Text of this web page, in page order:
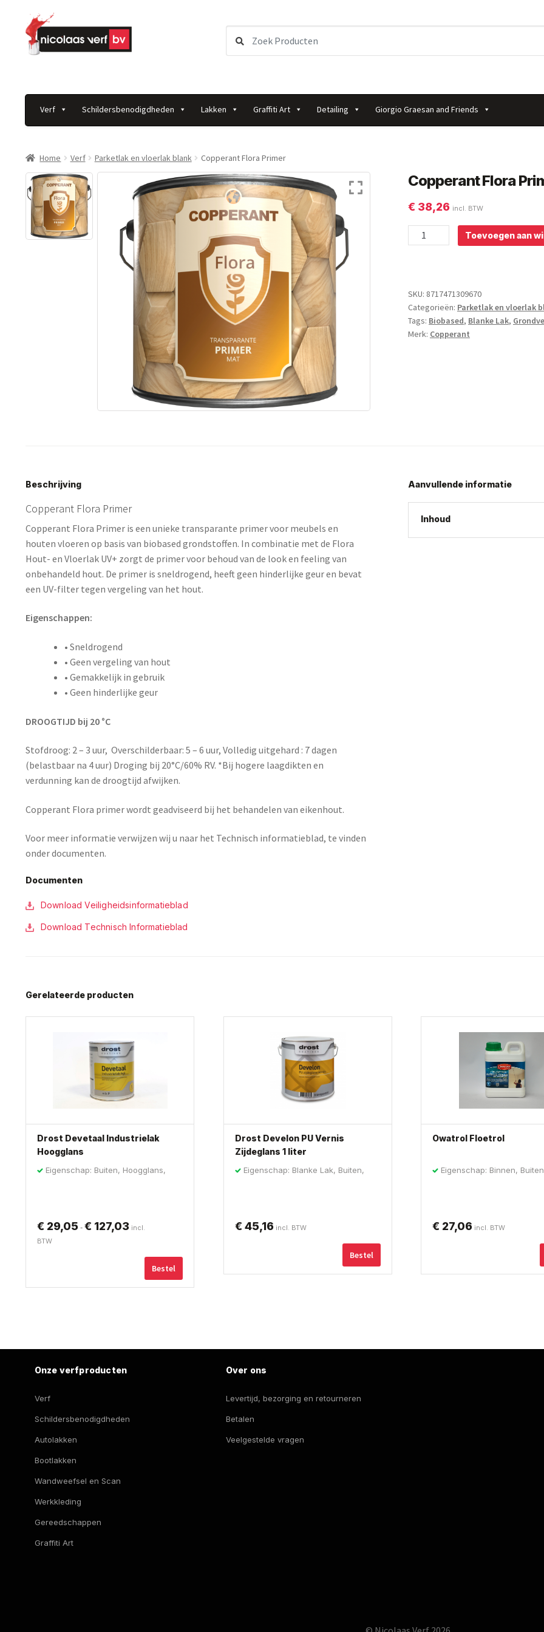
door
naar
navigatie
direct
naar
de
naar:
Verf Schildersbenodigdheden Lakken Graffiti Art Detailing Giorgio Graesan and Friends
Home Verf Parketlak en vloerlak blank Copperant Flora Primer
Copperant Flora
€ 38,26 incl. BTW
Copperant
Flora
Toevoegen aan
SKU: 8717471309670
Categorieën: Parketlak en vloerlak
Tags: Biobased, Blanke Lak,
Merk: Copperant
Beschrijving
Copperant Flora Primer
Copperant Flora Primer is een unieke transparante primer voor meubels en
houten vloeren op basis van biobased grondstoffen. In combinatie met de Flora
Hout- en Vloerlak UV+ zorgt de primer voor behoud van de look en feeling van
onbehandeld hout. De primer is sneldrogend, heeft geen hinderlijke geur en bevat
een UV-filter tegen vergeling van het hout.
Eigenschappen:
• Sneldrogend
• Geen vergeling van hout
• Gemakkelijk in gebruik
• Geen hinderlijke geur
DROOGTIJD bij 20 °C
Stofdroog: 2 – 3 uur, Overschilderbaar: 5 – 6 uur, Volledig uitgehard : 7 dagen
(belastbaar na 4 uur) Droging bij 20°C/60% RV. *Bij hogere laagdikten en
verdunning kan de droogtijd afwijken.
Copperant Flora primer wordt geadviseerd bij het behandelen van eikenhout.
Voor meer informatie verwijzen wij u naar het Technisch informatieblad, te vinden
onder documenten.
Documenten
Download Veiligheidsinformatieblad
Download Technisch Informatieblad
Aanvullende informatie
Inhoud
Gerelateerde producten
Drost Devetaal Industrielak
Hoogglans
Eigenschap: Buiten, Hoogglans,
€ 29,05 -€ 127,03Prijsklasse:
€ 127,03
incl.
BTW
Bestelmeerdere
variaties.
worden
Drost Develon PU Vernis
Zijdeglans 1 liter
Eigenschap: Blanke Lak, Buiten,
€ 45,16 incl. BTW
Bestel
Owatrol Floetrol
Eigenschap: Binnen,
€ 27,06 incl. BTW
Onze verfproducten
Verf
Schildersbenodigdheden
Autolakken
Bootlakken
Wandweefsel en Scan
Werkkleding
Gereedschappen
Graffiti Art
Over ons
Levertijd, bezorging en retourneren
Betalen
Veelgestelde vragen